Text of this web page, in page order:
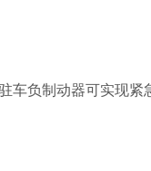
车负制动器可实现紧